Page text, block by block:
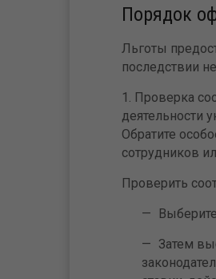
Порядок
Льготы
последствии
1. Проверка
деятельности
Обратите
сотрудников
Проверить
Затем